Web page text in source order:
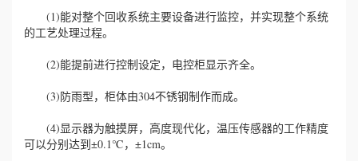
(1)能对整个回收系统主要设备进行监控，并实现整个系统
的工艺处理过程。
(2)能提前进行控制设定，电控柜显示齐全。
(3)防雨型，柜体由304不锈钢制作而成。
(4)显示器为触摸屏，高度现代化，温压传感器的工作精度
可以分别达到±0.1℃，±1cm。